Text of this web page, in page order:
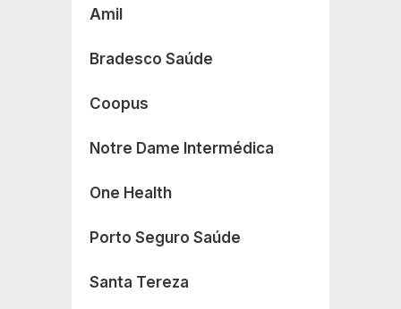
Amil
Bradesco Saúde
Coopus
Notre Dame Intermédica
One Health
Porto Seguro Saúde
Santa Tereza